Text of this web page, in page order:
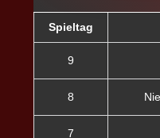
Spieltag
9
8
7